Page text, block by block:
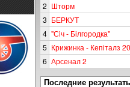
2 Шторм
3 БЕРКУТ
4 "Сiч - Білгородка"
5 Крижинка - Кепіталз
6 Арсенал 2
Последние